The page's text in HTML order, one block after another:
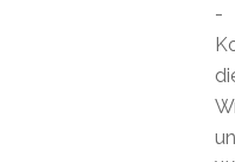
-